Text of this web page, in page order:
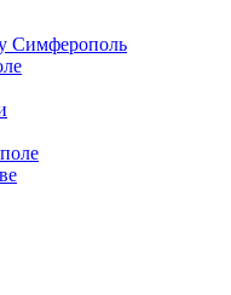
Симферополь